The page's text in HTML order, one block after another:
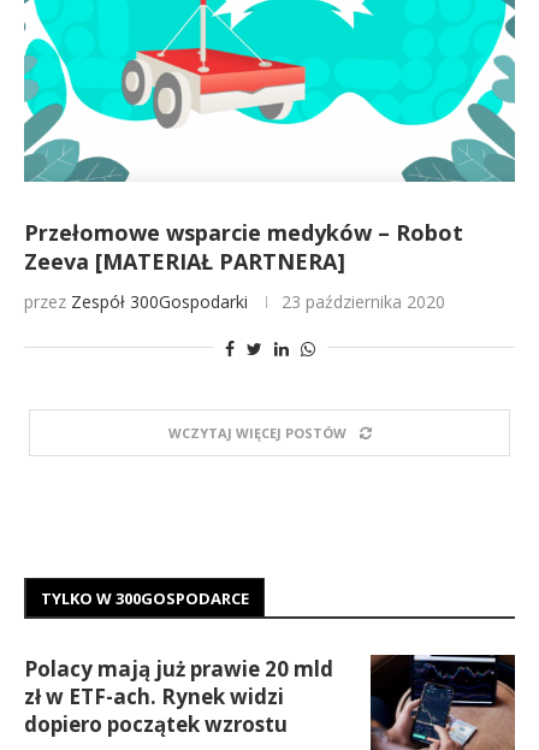
Przełomowe wsparcie medyków – Robot
Zeeva [MATERIAŁ PARTNERA]
przez Zespół 300Gospodarki 23 października 2020
WCZYTAJ WIĘCEJ POSTÓW
TYLKO W 300GOSPODARCE
Polacy mają już prawie 20 mld
zł w ETF-ach. Rynek widzi
dopiero początek wzrostu